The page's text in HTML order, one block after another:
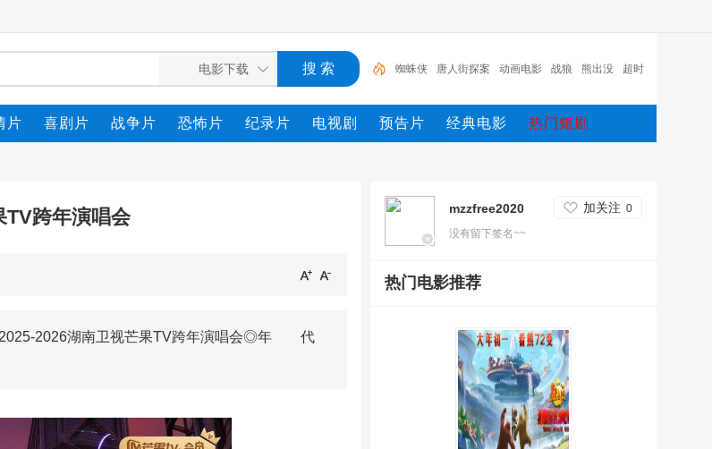
蜘蛛侠 唐人街探案 动画电影 战狼 熊出没 超时
空 哥斯拉 重生 冰雪奇缘2 斗罗大陆
片 喜剧片 战争片 恐怖片 纪录片 电视剧 预告片 经典电影 热门短剧
TV跨年演唱会
2026湖南卫视芒果TV跨年演唱会◎年 代
mzzfree2020 加关注 0
没有留下签名~~
热门电影推荐